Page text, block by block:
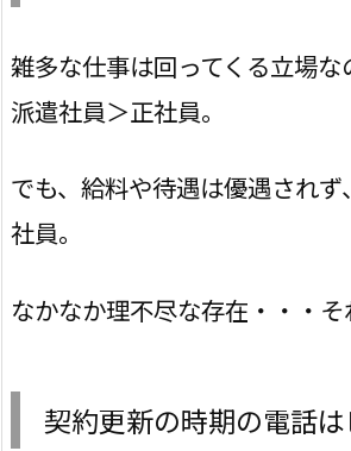
雑多な仕事は回ってくる立場
派遣社員＞正社員。
でも、給料や待遇は優遇され
社員。
なかなか理不尽な存在・・・そ
契約更新の時期の電話